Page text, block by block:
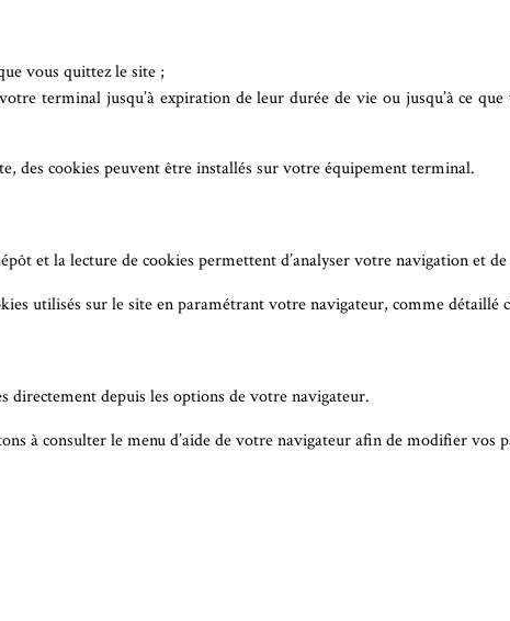
vous quittez le site ;
terminal jusqu’à expiration de leur durée de vie ou jusqu’à ce
des cookies peuvent être installés sur votre équipement terminal.
et la lecture de cookies permettent d’analyser votre navigation et
utilisés sur le site en paramétrant votre navigateur, comme détaillé
directement depuis les options de votre navigateur.
à consulter le menu d’aide de votre navigateur afin de modifier vos